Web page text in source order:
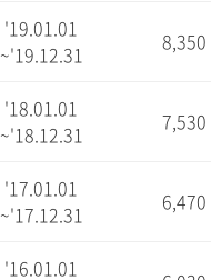
'19.01.01
~'19.12.31
8,350
'18.01.01
~'18.12.31
7,530
'17.01.01
~'17.12.31
6,470
'16.01.01